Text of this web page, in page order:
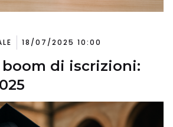
18/07/2025 10:00
di iscrizioni: